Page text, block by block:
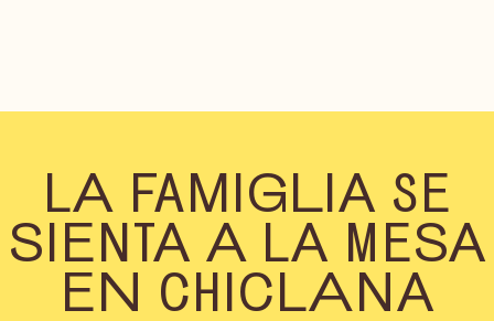
LA FAMIGLIA SE
SIENTA A LA MESA
EN CHICLANA